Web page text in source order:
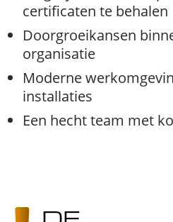
certificaten te behalen
Doorgroeikansen
organisatie
Moderne
installaties
Een hecht team met